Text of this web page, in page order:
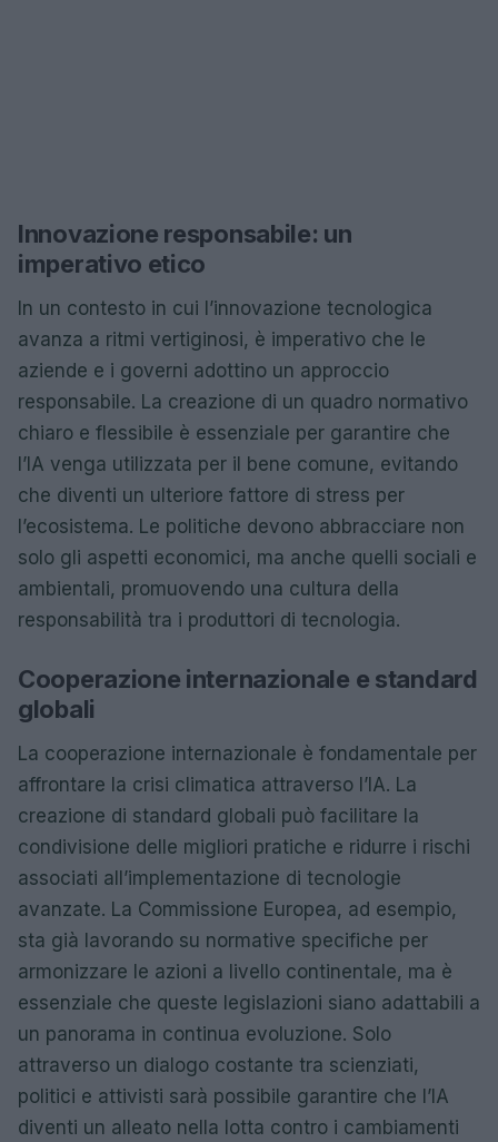
Innovazione responsabile: un
imperativo etico
In un contesto in cui l’innovazione tecnologica
avanza a ritmi vertiginosi, è imperativo che le
aziende e i governi adottino un approccio
responsabile. La creazione di un quadro normativo
chiaro e flessibile è essenziale per garantire che
l’IA venga utilizzata per il bene comune, evitando
che diventi un ulteriore fattore di stress per
l’ecosistema. Le politiche devono abbracciare non
solo gli aspetti economici, ma anche quelli sociali e
ambientali, promuovendo una cultura della
responsabilità tra i produttori di tecnologia.
Cooperazione internazionale e standard
globali
La cooperazione internazionale è fondamentale per
affrontare la crisi climatica attraverso l’IA. La
creazione di standard globali può facilitare la
condivisione delle migliori pratiche e ridurre i rischi
associati all’implementazione di tecnologie
avanzate. La Commissione Europea, ad esempio,
sta già lavorando su normative specifiche per
armonizzare le azioni a livello continentale, ma è
essenziale che queste legislazioni siano adattabili a
un panorama in continua evoluzione. Solo
attraverso un dialogo costante tra scienziati,
politici e attivisti sarà possibile garantire che l’IA
diventi un alleato nella lotta contro i cambiamenti